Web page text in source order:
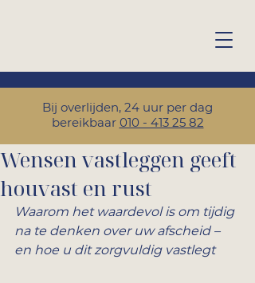
Bij overlijden, 24 uur per dag
bereikbaar 010 - 413 25 82
Wensen vastleggen geeft
houvast en rust
Waarom het waardevol is om tijdig
na te denken over uw afscheid –
en hoe u dit zorgvuldig vastlegt